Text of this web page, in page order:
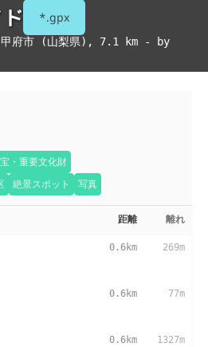
*.gpx
甲府市 (山梨県) , 7.1 km - by
・重要文化財
絶景スポット 写真
距離 離れ
0.6km 269m
0.6km 77m
0.6km 1327m